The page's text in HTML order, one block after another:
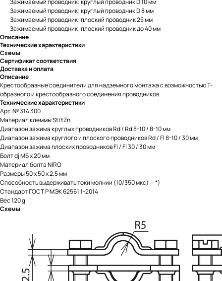
Зажимаемый проводник: круглый проводник D 10 мм
Зажимаемый проводник: круглый проводник D 8 мм
Зажимаемый проводник: плоский проводник 25 мм
Зажимаемый проводник: плоский проводник до 40 мм
Описание
Технические характеристики
Схемы
Сертификат соответствия
Доставка и оплата
Описание
Крестообразные соединители для надземного монтажа с возможностью Т-
образного и крестообразного соединения проводников.
Технические характеристики
Арт. № 314 300
Материал клеммы St/tZn
Диапазон зажима круглых проводников Rd / Rd 8-10 / 8-10 мм
Диапазон зажима круглого и плоского проводников Rd / Fl 8-10 / 30 мм
Диапазон зажима плоских проводников Fl / Fl 30 / 30 мм
Болт dj M6 x 20 мм
Материал болта NIRO
Размеры 50 x 50 x 2,5 мм
Способность выдерживать токи молнии (10/350 мкс) = *)
Стандарт ГОСТ Р МЭК 62561.1-2014
Вес 120 g
Схемы